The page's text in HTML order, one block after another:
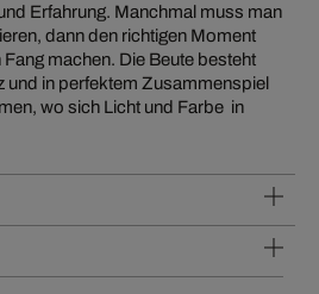
Erfahrung. Manchmal muss man
dann den richtigen Moment
machen. Die Beute besteht
in perfektem Zusammenspiel
wo sich Licht und Farbe in